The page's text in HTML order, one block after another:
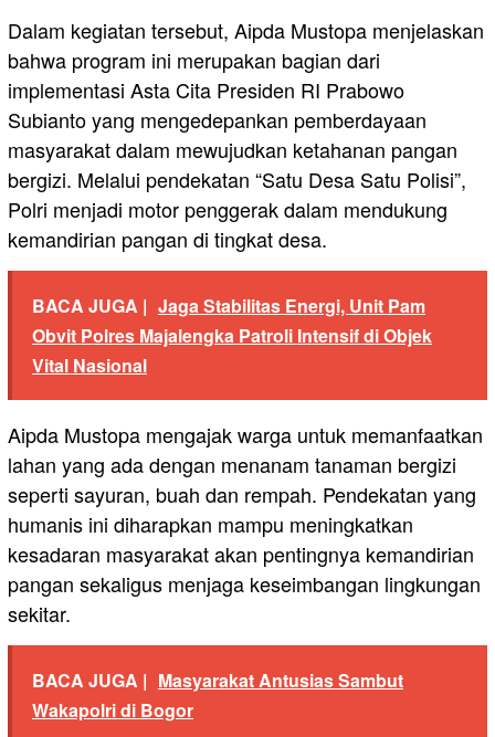
Dalam kegiatan tersebut, Aipda Mustopa menjelaskan
bahwa program ini merupakan bagian dari
implementasi Asta Cita Presiden RI Prabowo
Subianto yang mengedepankan pemberdayaan
masyarakat dalam mewujudkan ketahanan pangan
bergizi. Melalui pendekatan “Satu Desa Satu Polisi”,
Polri menjadi motor penggerak dalam mendukung
kemandirian pangan di tingkat desa.
BACA JUGA | Jaga Stabilitas Energi, Unit Pam
Obvit Polres Majalengka Patroli Intensif di Objek
Vital Nasional
Aipda Mustopa mengajak warga untuk memanfaatkan
lahan yang ada dengan menanam tanaman bergizi
seperti sayuran, buah dan rempah. Pendekatan yang
humanis ini diharapkan mampu meningkatkan
kesadaran masyarakat akan pentingnya kemandirian
pangan sekaligus menjaga keseimbangan lingkungan
sekitar.
BACA JUGA | Masyarakat Antusias Sambut
Wakapolri di Bogor